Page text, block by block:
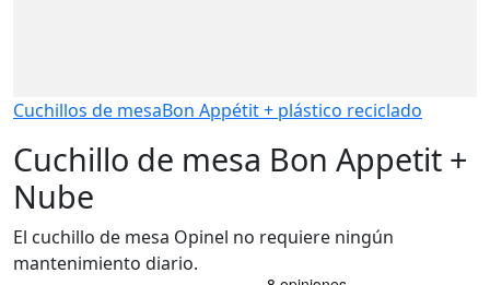
Cuchillos de mesaBon Appétit + plástico reciclado
Cuchillo de mesa Bon Appetit +
Nube
El cuchillo de mesa Opinel no requiere ningún
mantenimiento diario.